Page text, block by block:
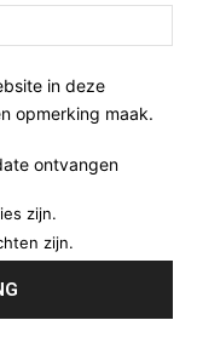
in deze
opmerking maak.
ontvangen
zijn.
zijn.